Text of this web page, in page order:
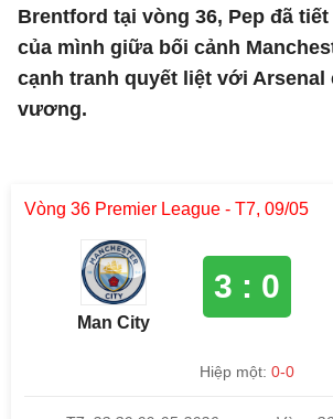
Brentford tại vòng 36, Pep đã
của mình giữa bối cảnh
cạnh tranh quyết liệt với Arsenal
vương.